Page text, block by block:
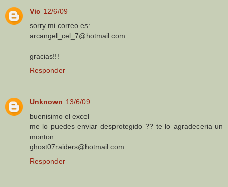
Vic 12/6/09
sorry mi correo es:
arcangel_cel_7@hotmail.com
gracias!!!
Responder
Unknown 13/6/09
buenisimo el excel
me lo puedes enviar desprotegido ?? te lo agradeceria un
monton
ghost07raiders@hotmail.com
Responder